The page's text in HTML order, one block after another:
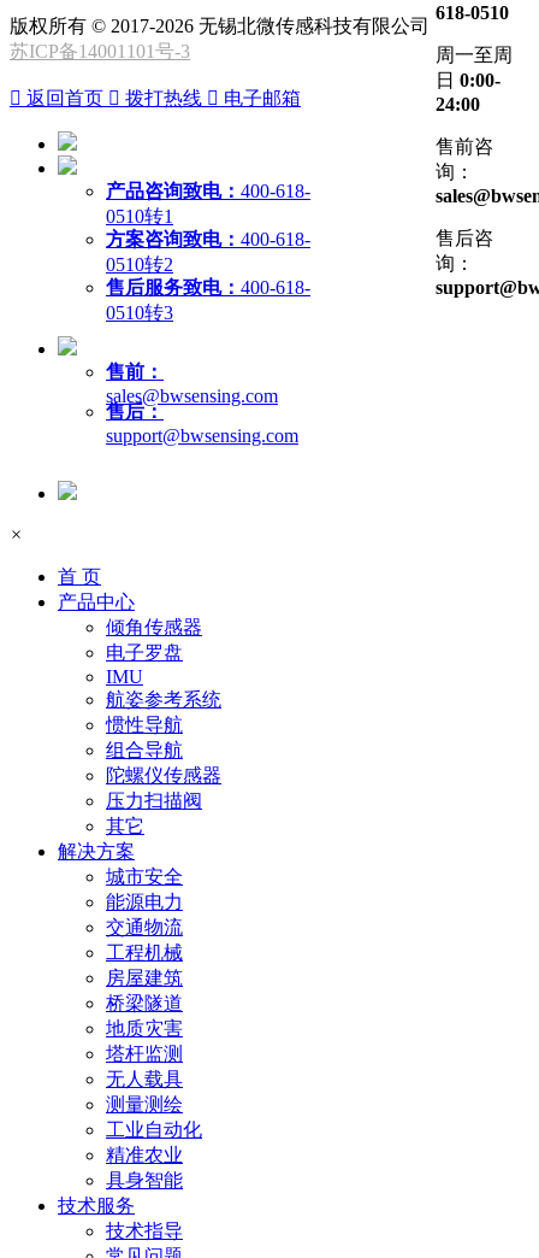
618-0510
周一至周
日 0:00-
24:00
售前咨
询：
售后咨
询：
版权所有 © 2017-2026 无锡北微传感科技有限公司
苏ICP备14001101号-3
 返回首页  拨打热线  电子邮箱
产品咨询致电： 400-618-
0510转1
方案咨询致电： 400-618-
0510转2
售后服务致电： 400-618-
0510转3
售前：
sales@bwsensing.com
售后：
support@bwsensing.com
×
首 页
产品中心
倾角传感器
电子罗盘
IMU
航姿参考系统
惯性导航
组合导航
陀螺仪传感器
压力扫描阀
其它
解决方案
城市安全
能源电力
交通物流
工程机械
房屋建筑
桥梁隧道
地质灾害
塔杆监测
无人载具
测量测绘
工业自动化
精准农业
具身智能
技术服务
技术指导